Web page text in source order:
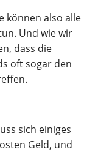
können also alle
Und wie wir
dass die
oft sogar den
sich einiges
Geld, und